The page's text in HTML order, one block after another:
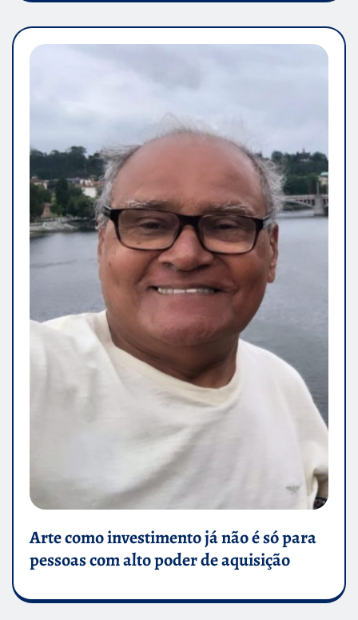
Arte como investimento já não é só para
pessoas com alto poder de aquisição